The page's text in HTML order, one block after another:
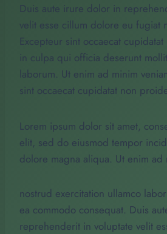
Duis aute irure dolor in
velit esse cillum dolore eu fugiat
Excepteur sint occaecat
in culpa qui officia deserunt
laborum. Ut enim ad minim
sint occaecat cupidatat non
Lorem ipsum dolor sit amet,
elit, sed do eiusmod tempor
dolore magna aliqua. Ut enim ad
nostrud exercitation ullamco
ea commodo consequat. Duis
reprehenderit in voluptate velit